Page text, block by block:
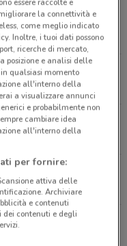
a Sorrento
Inferiore
essere raccolte e
la connettività e
come meglio indicato
Inoltre, i tuoi dati possono
ricerche di mercato,
posizione e analisi delle
qualsiasi momento
all'interno della
a visualizzare annunci
e probabilmente non
cambiare idea
all'interno della
per fornire:
attiva delle
Archiviare
e contenuti
dei contenuti e degli